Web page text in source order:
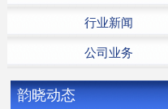
行业新闻
公司业务
韵晓动态